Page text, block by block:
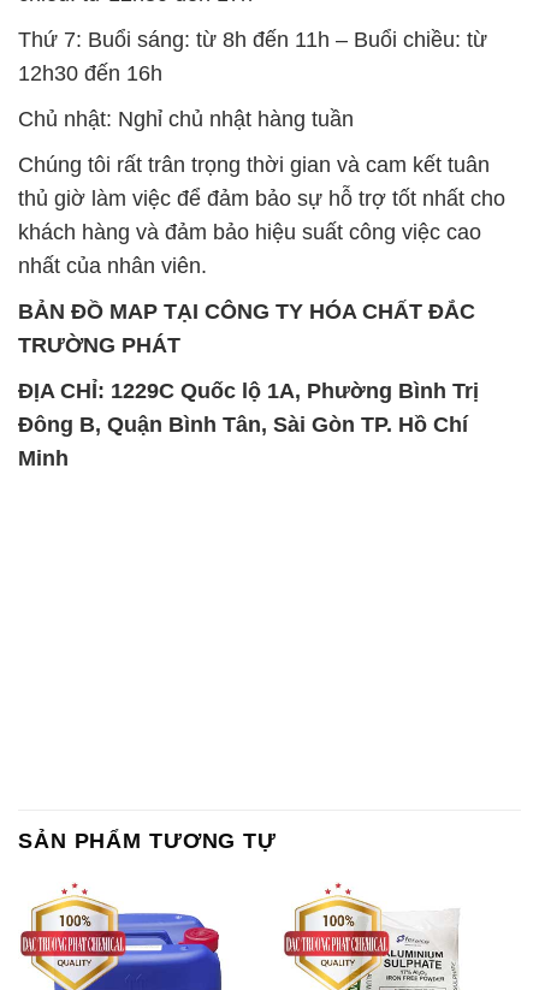
thủ giờ làm việc để đảm bảo sự hỗ trợ tốt nhất cho
khách hàng và đảm bảo hiệu suất công việc cao
nhất của nhân viên.
BẢN ĐỒ MAP TẠI CÔNG TY HÓA CHẤT ĐẮC
TRƯỜNG PHÁT
ĐỊA CHỈ: 1229C Quốc lộ 1A, Phường Bình Trị
Đông B, Quận Bình Tân, Sài Gòn TP. Hồ Chí
Minh